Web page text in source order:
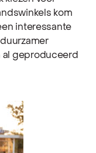
kom
interessante
al geproduceerd